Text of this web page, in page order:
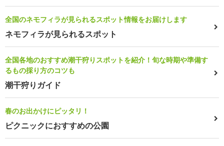
全国のネモフィラが見られるスポット情報をお届けします
ネモフィラが見られるスポット
全国各地のおすすめ潮干狩りスポットを紹介！旬な時期や準備す
るもの採り方のコツも
潮干狩りガイド
春のお出かけにピッタリ！
ピクニックにおすすめの公園